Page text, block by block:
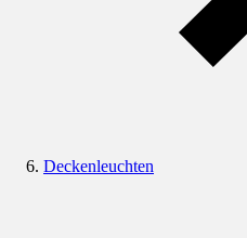
Deckenleuchten